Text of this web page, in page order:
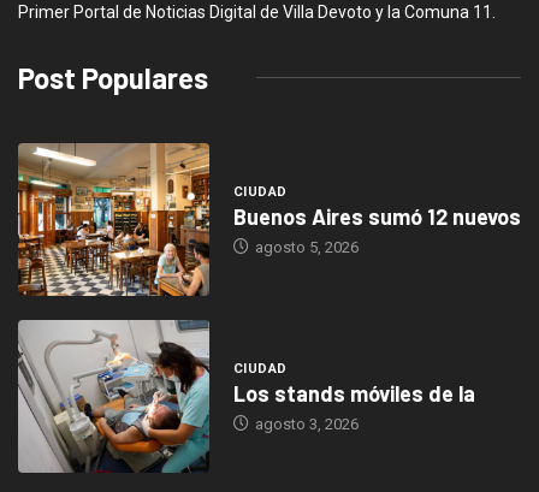
Primer Portal de Noticias Digital de Villa Devoto y la Comuna 11.
Post Populares
CIUDAD
Buenos Aires sumó 12 nuevos
agosto 5, 2026
CIUDAD
Los stands móviles de la
agosto 3, 2026